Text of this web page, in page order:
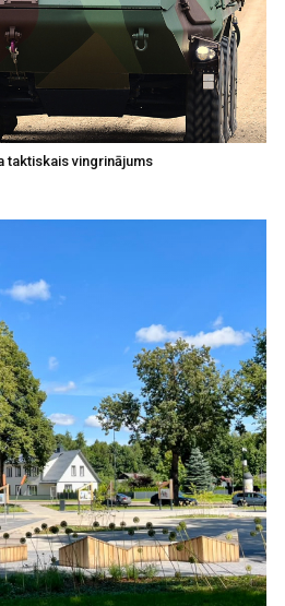
taktiskais vingrinājums